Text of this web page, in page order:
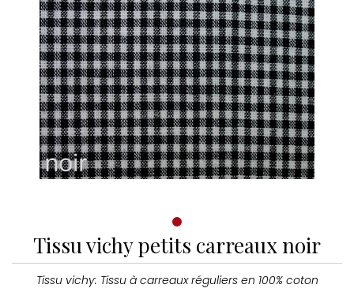
Tissu vichy petits carreaux noir
Tissu vichy: Tissu à carreaux réguliers en 100% coton